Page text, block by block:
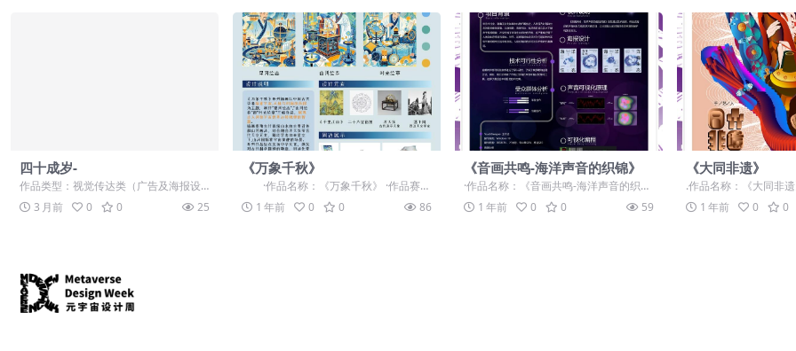
四十成岁-
作品类型：视觉传达类（广告及海报设
计、数字摄影、数字绘画、UI设计、VI
品牌形象...
3 月前 0 0 25
《万象千秋》
·作品名称：《万象千秋》 ·作品赛
道：学生组：命题赛道-”元宇宙...
1 年前 0 0 86
《音画共鸣-海洋声音的织锦》
·作品名称：《音画共鸣-海洋声音的织
锦》 ·作品赛道：学生组：自由主题赛
道-”元...
1 年前 0 0 59
《大同非遗》
.作品名称：《大同非
计师组：命题赛道-”元
1 年前 0 0